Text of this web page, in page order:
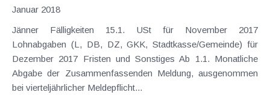
Januar 2018
Jänner Fälligkeiten 15.1. USt für November 2017
Lohnabgaben (L, DB, DZ, GKK, Stadtkasse/Gemeinde) für
Dezember 2017 Fristen und Sonstiges Ab 1.1. Monatliche
Abgabe der Zusammenfassenden Meldung, ausgenommen
bei vierteljährlicher Meldepflicht...